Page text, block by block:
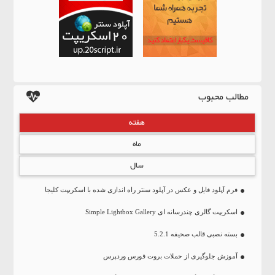
مطالب محبوب
هفته
ماه
سال
فرم آپلود فایل و عکس در آپلود سنتر راه اندازی شده با اسکریپت کلیجا
اسکریپت گالری چندرسانه ای Simple Lightbox Gallery
بسته نصبی قالب صحیفه 5.2.1
آموزش جلوگیری از حملات بروت فورس وردپرس